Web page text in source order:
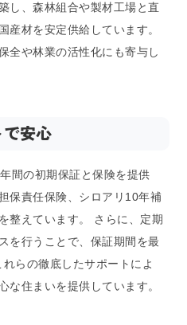
し、森林組合や製材工場と直
産材を安定供給しています。
全や林業の活性化にも寄与し
安心
間の初期保証と保険を提供
保責任保険、シロアリ10年補
整えています。 さらに、定期
を行うことで、保証期間を最
らの徹底したサポートによ
な住まいを提供しています。